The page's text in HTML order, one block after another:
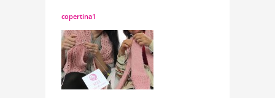
copertina1